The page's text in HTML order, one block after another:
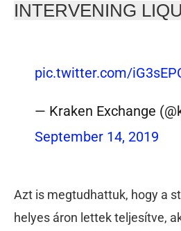
INTERVENING
pic.twitter.com/
— Kraken Exchange
September 14, 2019
Azt is megtudhattuk, hogy a
helyes áron lettek teljesítve,